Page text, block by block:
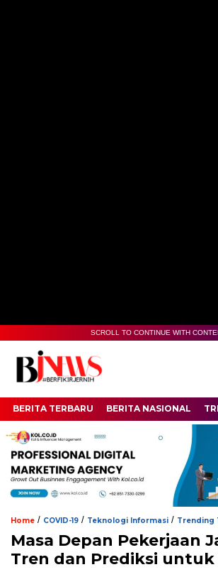
SCROLL TO CONTINUE WITH
BERITA TERBARU BERITA NASIONAL
Home / COVID-19 / Teknologi Informasi / Trending
Masa Depan Pekerjaan
Tren dan Prediksi untuk